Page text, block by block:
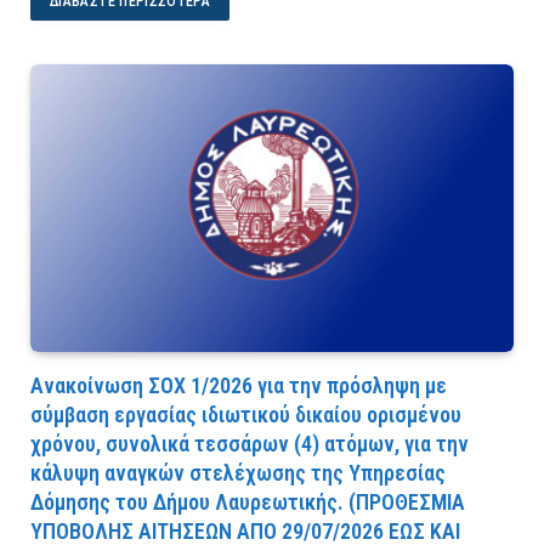
Ανακοίνωση ΣΟΧ 1/2026 για την πρόσληψη με
σύμβαση εργασίας ιδιωτικού δικαίου ορισμένου
χρόνου, συνολικά τεσσάρων (4) ατόμων, για την
κάλυψη αναγκών στελέχωσης της Υπηρεσίας
Δόμησης του Δήμου Λαυρεωτικής. (ΠPOΘEΣMIA
YΠOBOΛHΣ AITHΣEΩN AΠO 29/07/2026 EΩΣ KAI